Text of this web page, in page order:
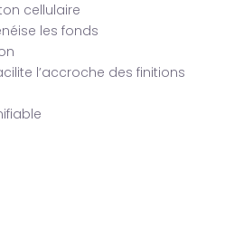
cellulaire
les fonds
l’accroche des finitions